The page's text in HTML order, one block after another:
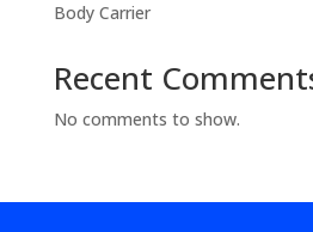
Body Carrier
Recent
No comments to show.